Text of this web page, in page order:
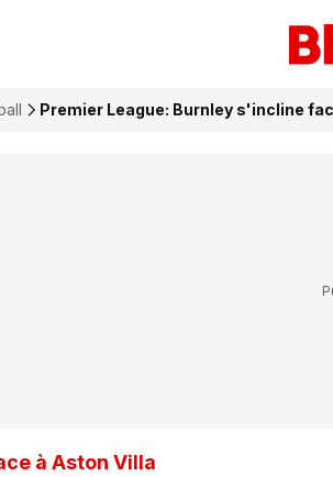
Premier League: Burnley s'incline
à Aston Villa